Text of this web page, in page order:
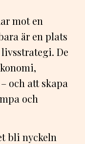
mot en
är en plats
De
och att skapa
och
bli nyckeln